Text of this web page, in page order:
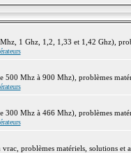
1 Ghz, 1,2, 1,33 et 1,42 Ghz),
500 Mhz à 900 Mhz), problèmes
300 Mhz à 466 Mhz), problèmes
problèmes matériels, solutions et